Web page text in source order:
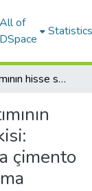
All of
DSpace
Statistics
Temettü dağıtımının hisse senedi fiyatlarına etkisi: 2005-2015 yılları arasında çimento sektörü üzerine bir uygulama
çimento